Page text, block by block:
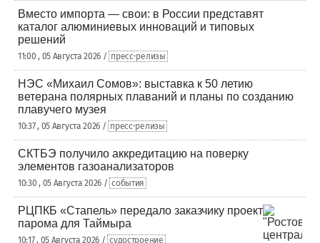
Вместо импорта — свои: в России представят
каталог алюминиевых инноваций и типовых
решений
11:00 , 05 Августа 2026 / пресс-релизы
НЭС «Михаил Сомов»: выставка к 50 летию
ветерана полярных плаваний и планы по созданию
плавучего музея
10:37 , 05 Августа 2026 / пресс-релизы
СКТБЭ получило аккредитацию на поверку
элементов газоанализаторов
10:30 , 05 Августа 2026 / события
РЦПКБ «Стапель» передало заказчику проект
парома для Таймыра
10:17 , 05 Августа 2026 / судостроение